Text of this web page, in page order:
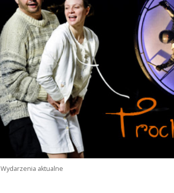
Wydarzenia aktualne